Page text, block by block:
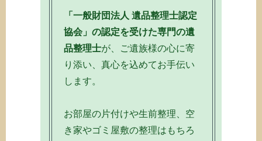
「一般財団法人 遺品整理士認定
協会」の認定を受けた専門の遺
品整理士が、ご遺族様の心に寄
り添い、真心を込めてお手伝い
します。
お部屋の片付けや生前整理、空
き家やゴミ屋敷の整理はもちろ